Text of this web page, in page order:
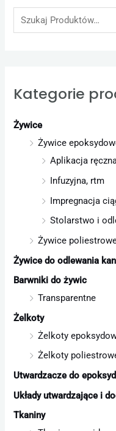
k
:Kategorie
Żywice
Żywice
Aplikacja
Infuzyjna, rtm
Impregnacja
Stolarstwo i
Żywice
Żywice do odlewania
Barwniki do żywic
Transparentne
Żelkoty
Żelkoty
Żelkoty
Utwardzacze do
Układy utwardzające i
Tkaniny